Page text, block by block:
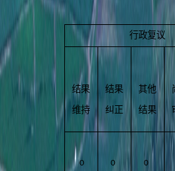
行政复议
结果
维持
结果
纠正
其他
结果
0 0 0